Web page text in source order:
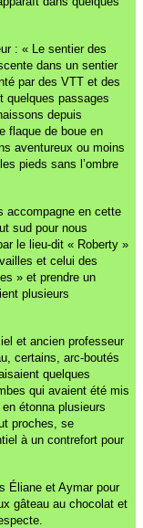
: « Le sentier des
dans un sentier
par des VTT et des
quelques passages
depuis
flaque de boue en
aventureux ou moins
pieds sans l’ombre
accompagne en cette
sud pour nous
le lieu-dit « Roberty »
et celui des
» et prendre un
plusieurs
et ancien professeur
certains, arc-boutés
quelques
qui avaient été mis
étonna plusieurs
proches, se
à un contrefort pour
Éliane et Aymar pour
gâteau au chocolat et